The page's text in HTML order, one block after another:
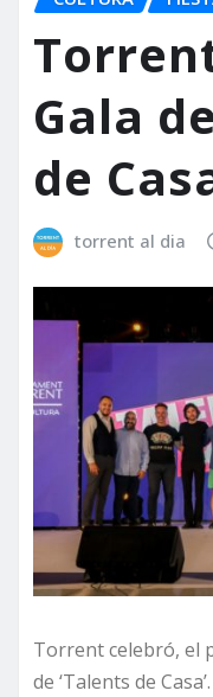
Gala
de
torrent al dia
Torrent celebró, el
de ‘Talents de